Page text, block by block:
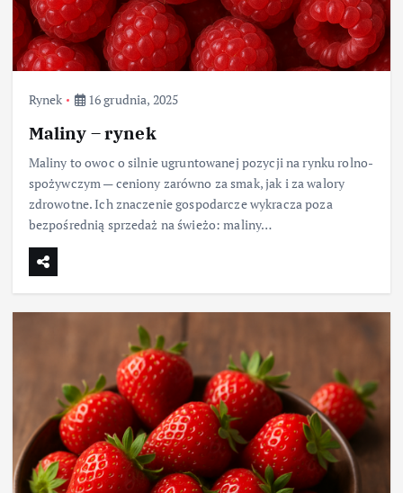
Rynek 16 grudnia, 2025
Maliny – rynek
Maliny to owoc o silnie ugruntowanej pozycji na rynku rolno-
spożywczym — ceniony zarówno za smak, jak i za walory
zdrowotne. Ich znaczenie gospodarcze wykracza poza
bezpośrednią sprzedaż na świeżo: maliny…